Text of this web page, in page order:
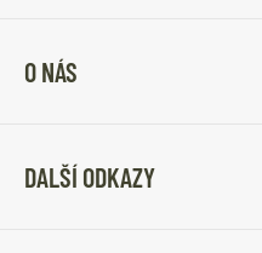
O NÁS
DALŠÍ ODKAZY